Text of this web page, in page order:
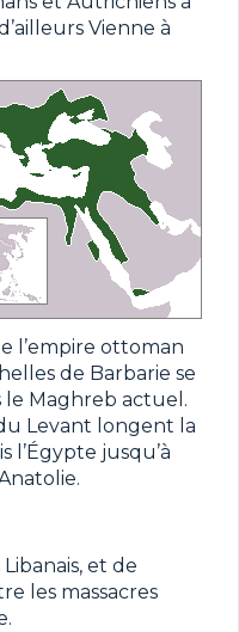
Vienne à
l’empire ottoman
de Barbarie se
le Maghreb actuel.
Levant longent la
l’Égypte jusqu’à
et de
les massacres